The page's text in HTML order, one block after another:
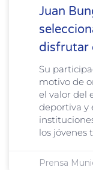
Juan
disfrutar
Su
motivo de
el valor del
deportiva y
los jóvenes
Prensa